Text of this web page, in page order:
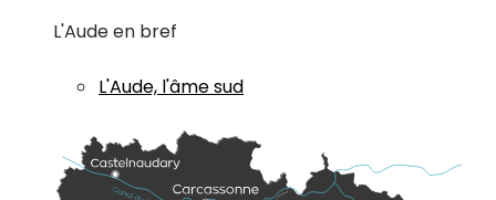
L'Aude en bref
L'Aude, l'âme sud